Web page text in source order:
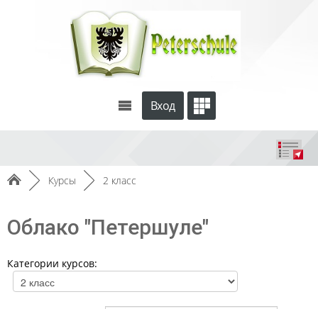
Вход
► Курсы ► 2 класс
Облако "Петершуле"
Категории курсов: